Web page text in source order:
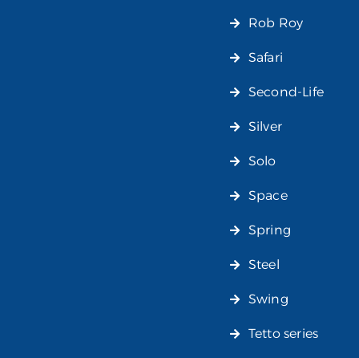
Rob Roy
Safari
Second-Life
Silver
Solo
Space
Spring
Steel
Swing
Tetto series